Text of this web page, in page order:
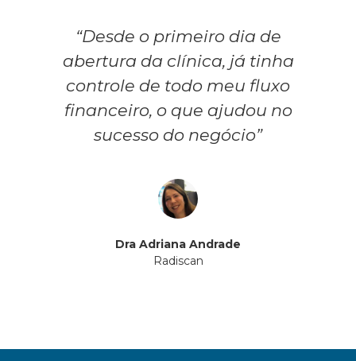
“Desde o primeiro dia de
abertura da clínica, já tinha
controle de todo meu fluxo
financeiro, o que ajudou no
sucesso do negócio”
Dra Adriana Andrade
Radiscan